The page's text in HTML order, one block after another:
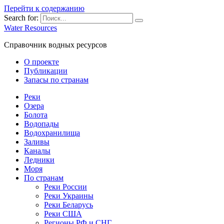
Перейти к содержанию
Search for:
Water Resources
Справочник водных ресурсов
О проекте
Публикации
Запасы по странам
Реки
Озера
Болота
Водопады
Водохранилища
Заливы
Каналы
Ледники
Моря
По странам
Реки России
Реки Украины
Реки Беларусь
Реки США